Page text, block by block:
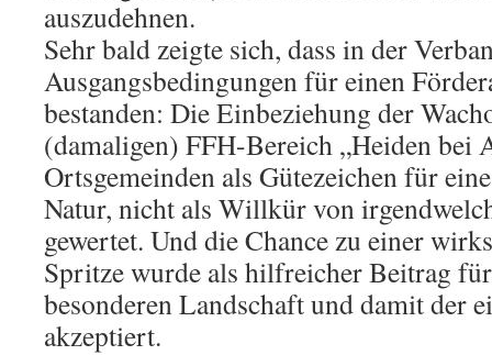
auszudehnen.
Sehr bald zeigte sich, dass in der
Ausgangsbedingungen für einen
bestanden: Die Einbeziehung der
(damaligen) FFH-Bereich „Heiden bei
Ortsgemeinden als Gütezeichen für
Natur, nicht als Willkür von
gewertet. Und die Chance zu einer
Spritze wurde als hilfreicher Beitrag
besonderen Landschaft und damit der
akzeptiert.